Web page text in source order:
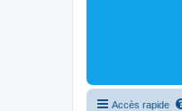
Accès rapide